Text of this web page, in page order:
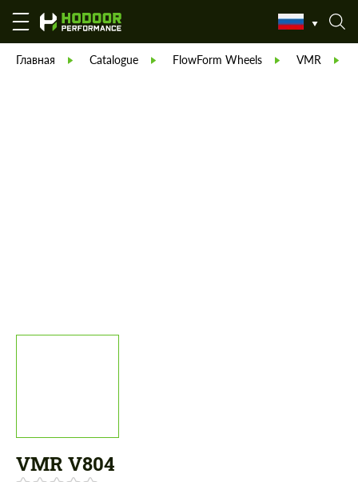
Главная Catalogue FlowForm Wheels VMR
VMR V804